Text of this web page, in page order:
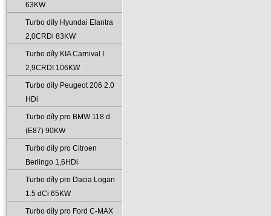
63KW
Turbo díly Hyundai Elantra
2‚0CRDi 83KW
Turbo díly KIA Carnival I.
2‚9CRDI 106KW
Turbo díly Peugeot 206 2.0
HDi
Turbo díly pro BMW 118 d
(E87) 90KW
Turbo díly pro Citroen
Berlingo 1‚6HDi̵
Turbo díly pro Dacia Logan
1.5 dCi 65KW
Turbo díly pro Ford C-MAX